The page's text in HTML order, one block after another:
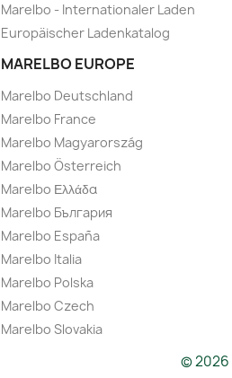
Marelbo - Internationaler Laden
Europäischer Ladenkatalog
MARELBO EUROPE
Marelbo Deutschland
Marelbo France
Marelbo Magyarország
Marelbo Österreich
Marelbo Ελλάδα
Marelbo България
Marelbo España
Marelbo Italia
Marelbo Polska
Marelbo Czech
Marelbo Slovakia
© 2026